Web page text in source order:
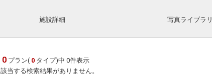
施設詳細 写真ライブラリ
0 プラン( 0 タイプ)中 0件表示
該当する検索結果がありません。